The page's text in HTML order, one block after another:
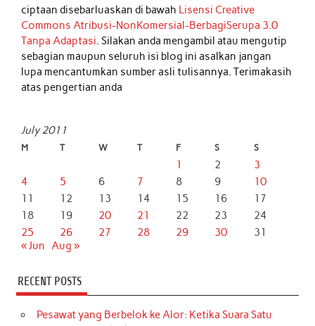
ciptaan disebarluaskan di bawah Lisensi Creative
Commons Atribusi-NonKomersial-BerbagiSerupa 3.0
Tanpa Adaptasi. Silakan anda mengambil atau mengutip
sebagian maupun seluruh isi blog ini asalkan jangan
lupa mencantumkan sumber asli tulisannya. Terimakasih
atas pengertian anda
July 2011
M T W T F S S
1 2
3
4
5 6 7 8 9
10
11
12 13 14 15 16
17
18
19 20 21 22 23
24
25
26 27 28 29 30
31
« Jun Aug »
RECENT POSTS
Pesawat yang Berbelok ke Alor: Ketika Suara Satu